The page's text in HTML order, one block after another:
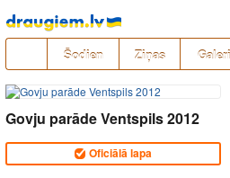
Pāriet
uz
saturu
Šodien Ziņas
Govju parāde Ventspils 2012
Oficiālā lapa